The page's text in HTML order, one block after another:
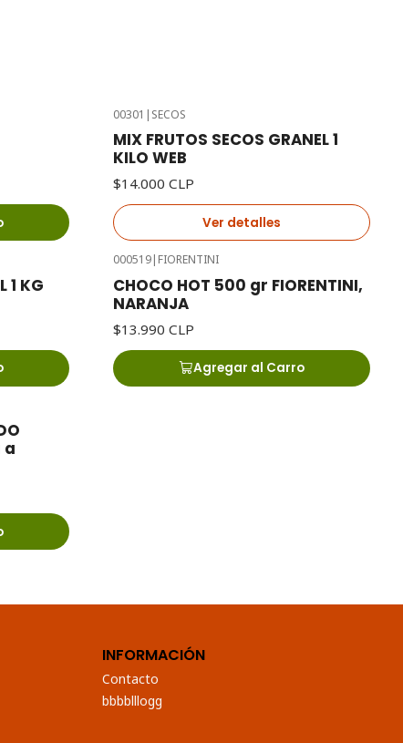
00301 | SECOS
MIX FRUTOS SECOS GRANEL 1
KILO WEB
$14.000 CLP
Ver detalles
1 KG
000519| FIORENTINI
CHOCO HOT 500 gr FIORENTINI,
NARANJA
$13.990 CLP
Agregar al Carro
a
INFORMACIÓN
Contacto
bbbblllogg